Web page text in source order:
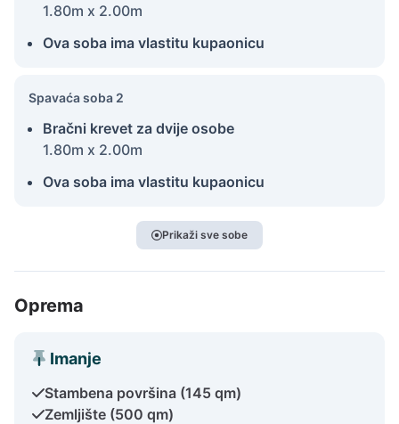
1.80m x 2.00m
Ova soba ima vlastitu kupaonicu
Spavaća soba 2
Bračni krevet za dvije osobe
1.80m x 2.00m
Ova soba ima vlastitu kupaonicu
Prikaži sve sobe
Oprema
Imanje
Stambena površina (145 qm)
Zemljište (500 qm)